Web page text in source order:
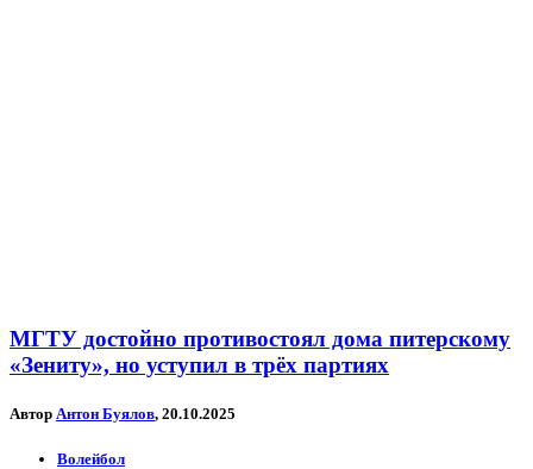
МГТУ достойно противостоял дома питерскому
«Зениту», но уступил в трёх партиях
Автор Антон Буялов, 20.10.2025
Волейбол